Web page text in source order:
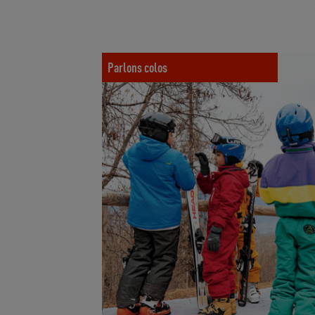
Plus que du sport : au cœur de la posture
Parlons colos